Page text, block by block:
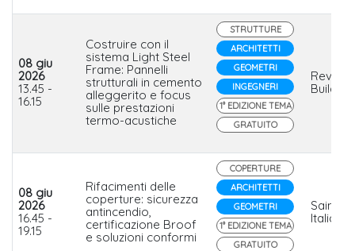
08 giu
2026
13.45 -
16.15
Costruire con il
sistema Light Steel
Frame: Pannelli
strutturali in cemento
alleggerito e focus
sulle prestazioni
termo-acustiche
STRUTTURE
ARCHITETTI
GEOMETRI
INGEGNERI
1° EDIZIONE TEMA
GRATUITO
Building
08 giu
2026
16.45 -
19.15
Rifacimenti delle
coperture: sicurezza
antincendio,
certificazione Broof
e soluzioni conformi
COPERTURE
ARCHITETTI
GEOMETRI
1° EDIZIONE TEMA
GRATUITO
Saint-
Italia